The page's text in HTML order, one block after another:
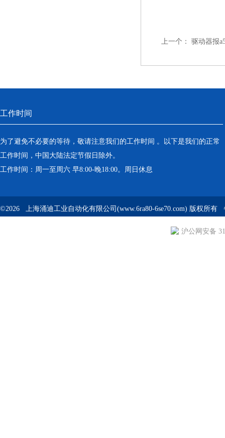
上一个： 驱动器报
工作时间
为了避免不必要的等待，敬请注意我们的工作时间 。以下是我们的正常
工作时间，中国大陆法定节假日除外。
工作时间：周一至周六 早8:00-晚18:00。周日休息
©2026 上海涌迪工业自动化有限公司(www.6ra80-6se70.com) 版权所有
沪公网安备